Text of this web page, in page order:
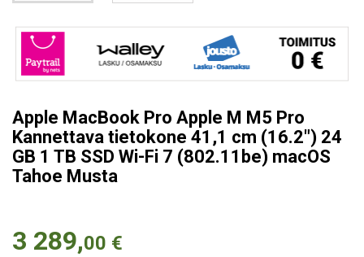
Apple MacBook Pro Apple M M5 Pro
Kannettava tietokone 41,1 cm (16.2") 24
GB 1 TB SSD Wi-Fi 7 (802.11be) macOS
Tahoe Musta
3 289,00 €